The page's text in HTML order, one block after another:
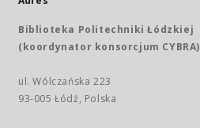
Biblioteka Politechniki Łódzkiej
(koordynator konsorcjum CYBRA)
ul. Wólczańska 223
93-005 Łódź, Polska